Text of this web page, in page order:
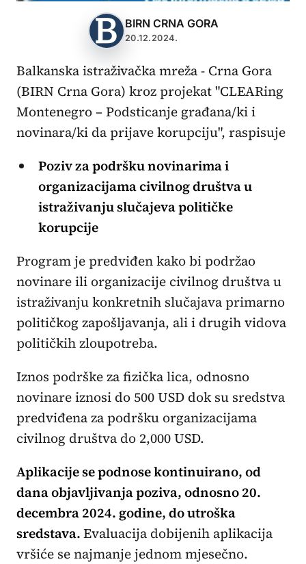
BIRN CRNA GORA
20.12.2024.
Balkanska istraživačka mreža - Crna Gora
(BIRN Crna Gora) kroz projekat "CLEARing
Montenegro – Podsticanje građana/ki i
novinara/ki da prijave korupciju", raspisuje
Poziv za podršku novinarima i
organizacijama civilnog društva u
istraživanju slučajeva političke
korupcije
Program je predviđen kako bi podržao
novinare ili organizacije civilnog društva u
istraživanju konkretnih slučajava primarno
političkog zapošljavanja, ali i drugih vidova
političkih zloupotreba.
Iznos podrške za fizička lica, odnosno
novinare iznosi do 500 USD dok su sredstva
predviđena za podršku organizacijama
civilnog društva do 2,000 USD.
Aplikacije se podnose kontinuirano, od
dana objavljivanja poziva, odnosno 20.
decembra 2024. godine, do utroška
sredstava.Evaluacija dobijenih aplikacija
vršiće se najmanje jednom mjesečno.